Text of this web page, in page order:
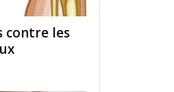
contre les